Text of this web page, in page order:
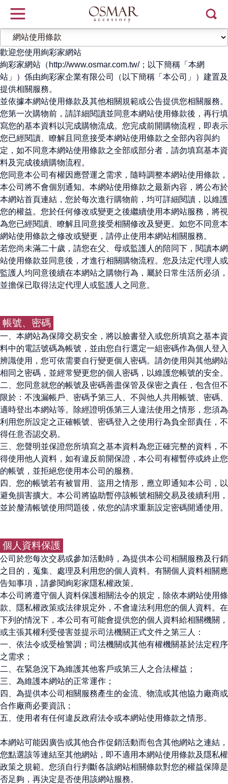
歡迎您使用絢彩家網站
絢彩家網站（http://www.osmar.com.tw/；以下簡稱「本網
站」）係由絢彩家企業有限公司（以下簡稱「本公司」）建置及
提供相關服務。
並依據本網站使用條款及其他相關規範或公告提供您相關服務。
您第一次購物前，請詳細閱讀並同意本網站使用條款後，再行填
寫您的基本資料以完成購物流成。您完成前開購物流程，即表示
您已經閱讀、瞭解且同意接受本網站使用條款之全部內容與約
定，如不同意本網站使用條款之全部或部分者，請勿填寫基本資
料及完成後續購物流程。
您同意本公司有權因應營運之需求，隨時調整本網站使用條款，
本公司將不會個別通知。本網站使用條款之最新內容，將公布於
本網站首頁連結，您於每次進行購物前，均可詳細閱讀，以維護
您的權益。您於任何修改或變更之後繼續使用本網站服務，將視
為您已經閱讀、瞭解且同意接受相關修改及變更。如您不同意本
網站使用條款之修改或變更，請停止使用本網站相關服務。
若您尚未滿二十歲，請您在父、母或監護人的陪同下，閱讀本網
站使用條款並同意後，才進行相關購物流程。您及法定代理人或
監護人均同意後續在本網站之購物行為，屬於日常生活所必須，
並擔保已取得法定代理人或監護人之同意。
帳號、密碼
一、本網站為保障交易安全，將以臉書登入或您所填寫之基本資
料中的電話號碼為帳號，並由您自行選定一組密碼作為個人登入
辨識使用，您可依需要自行變更個人密碼。請勿使用與其他網站
相同之密碼，並經常變更您的個人密碼，以維護您帳號的安全。
二、您同意就您的帳號及密碼善盡保管及保密之責任，包含但不
限於：不洩漏帳戶、密碼予第三人、不與他人共用帳號、密碼、
適時登出本網站等。除經證明係第三人違法使用之情形，您須為
利用您所設定之正確帳號、密碼登入之使用行為負全部責任，不
得任意否認交易。
三、您聲明並保證您所填寫之基本資料為您正確完整的資料，不
得使用他人資料，如有違反前開保證，本公司有權暫停或終止您
的帳號，並拒絕您使用本公司的服務。
四、您的帳號若有被冒用、盜用之情形，應立即通知本公司，以
避免損害擴大。本公司將協助暫停該帳號相關交易及後續利用，
並於釐清帳號使用問題後，依您的請求重新設定密碼開通使用。
個人資料保護
公司於您每次交易或參加活動時，為提供本公司相關服務及行銷
之目的，蒐集、處理及利用您的個人資料。有關個人資料相關應
告知事項，請參閱絢彩家隱私權政策。
本公司將遵守個人資料保護相關法令的規定，除依本網站使用條
款、隱私權政策或法律規定外，不會違法利用您的個人資料。在
下列的情況下，本公司有可能會提供您的個人資料給相關機關，
或主張其權利受侵害並提示司法機關正式文件之第三人：
一、依法令或受檢警調；司法機關或其他有權機關基於法定程序
之需求；
二、在緊急況下為維護其他客戶或第三人之合法權益；
三、為維護本網站的正常運作；
四、為提供本公司相關服務產生的金流、物流或其他協力廠商或
合作廠商必要資訊；
五、使用者有任何違反政府法令或本網站使用條款之情形。
本網站可能因廣告或其他合作促銷活動而包含其他網站之連結，
您點選該等連結至其他網站，即不適用本網站使用條款及隱私權
政策之規範。您須自行判斷各該網站相關條款對您的權益保障是
否足夠，再決定是否使用該網站服務。